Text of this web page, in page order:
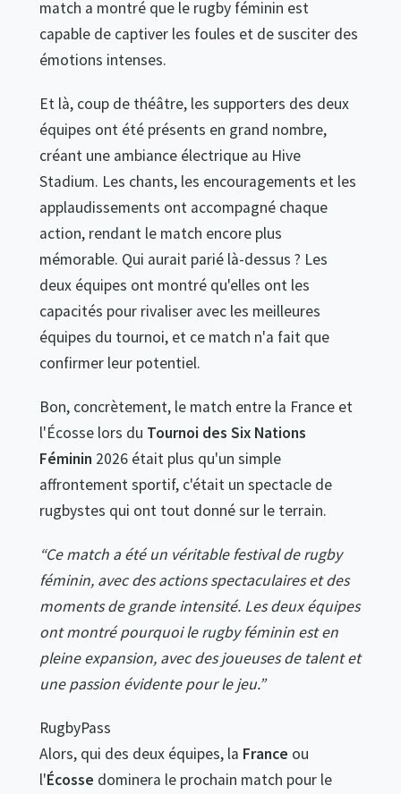
match a montré que le rugby féminin est
capable de captiver les foules et de susciter des
émotions intenses.
Et là, coup de théâtre, les supporters des deux
équipes ont été présents en grand nombre,
créant une ambiance électrique au Hive
Stadium. Les chants, les encouragements et les
applaudissements ont accompagné chaque
action, rendant le match encore plus
mémorable. Qui aurait parié là-dessus ? Les
deux équipes ont montré qu'elles ont les
capacités pour rivaliser avec les meilleures
équipes du tournoi, et ce match n'a fait que
confirmer leur potentiel.
Bon, concrètement, le match entre la France et
l'Écosse lors du Tournoi des Six Nations
Féminin 2026 était plus qu'un simple
affrontement sportif, c'était un spectacle de
rugbystes qui ont tout donné sur le terrain.
“Ce match a été un véritable festival de rugby
féminin, avec des actions spectaculaires et des
moments de grande intensité. Les deux équipes
ont montré pourquoi le rugby féminin est en
pleine expansion, avec des joueuses de talent et
une passion évidente pour le jeu.”
RugbyPass
Alors, qui des deux équipes, la France ou
l'Écosse dominera le prochain match pour le